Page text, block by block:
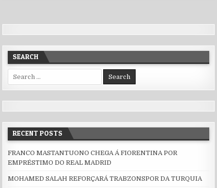
SEARCH
Search for:
RECENT POSTS
FRANCO MASTANTUONO CHEGA Á FIORENTINA POR
EMPRÉSTIMO DO REAL MADRID
MOHAMED SALAH REFORÇARÁ TRABZONSPOR DA TURQUIA